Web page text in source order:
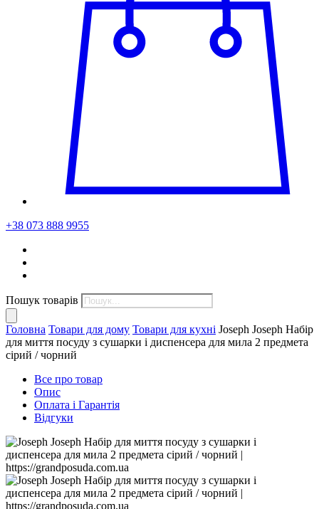
+38 073 888 9955
Пошук товарів
Головна Товари для дому Товари для кухні Joseph Joseph Набір
для миття посуду з сушарки і диспенсера для мила 2 предмета
сірий / чорний
Все про товар
Опис
Оплата і Гарантія
Відгуки